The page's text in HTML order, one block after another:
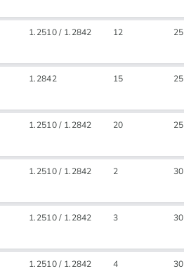
1.2510 / 1.2842 12 25
1.2842 15 25
1.2510 / 1.2842 20 25
1.2510 / 1.2842 2 30
1.2510 / 1.2842 3 30
1.2510 / 1.2842 4 30